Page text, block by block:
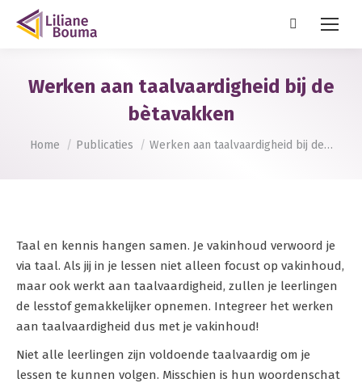
Zoeken:
Werken aan taalvaardigheid bij de
bètavakken
Je bent hier:
Home Publicaties Werken aan taalvaardigheid bij de…
Taal en kennis hangen samen. Je vakinhoud verwoord je
via taal. Als jij in je lessen niet alleen focust op vakinhoud,
maar ook werkt aan taalvaardigheid, zullen je leerlingen
de lesstof gemakkelijker opnemen. Integreer het werken
aan taalvaardigheid dus met je vakinhoud!
Niet alle leerlingen zijn voldoende taalvaardig om je
lessen te kunnen volgen. Misschien is hun woordenschat